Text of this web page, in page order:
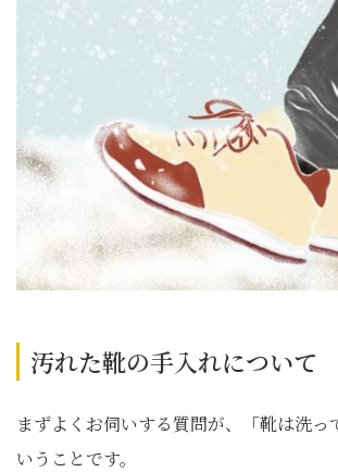
汚れた靴の手入れについて
まずよくお伺いする質問が、「靴は洗っ
いうことです。